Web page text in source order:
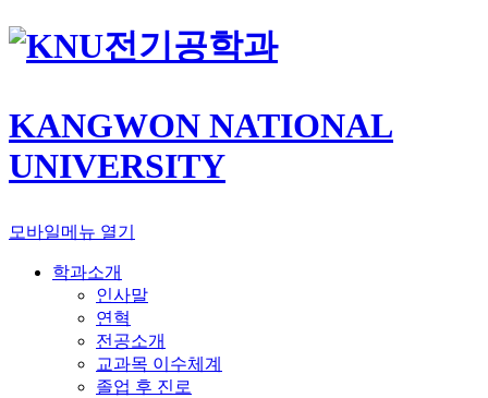
전기공학과
KANGWON NATIONAL
UNIVERSITY
모바일메뉴 열기
학과소개
인사말
연혁
전공소개
교과목 이수체계
졸업 후 진로